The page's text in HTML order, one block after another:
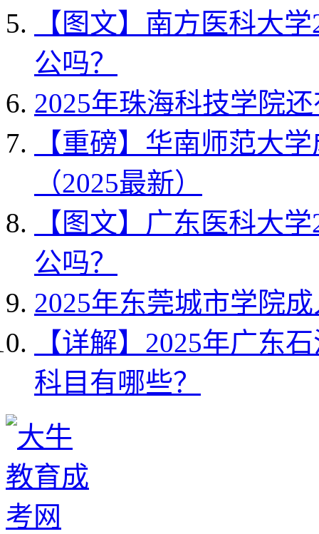
【图文】南方医科大
公吗？
2025年珠海科技学院
【重磅】华南师范大
（2025最新）
【图文】广东医科大
公吗？
2025年东莞城市学院
【详解】2025年广东
科目有哪些？